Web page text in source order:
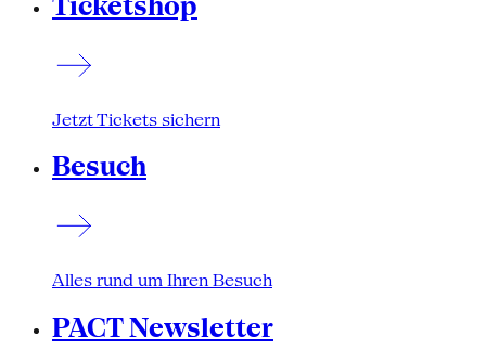
Jetzt Tickets sichern
Besuch
Alles rund um Ihren Besuch
PACT Newsletter